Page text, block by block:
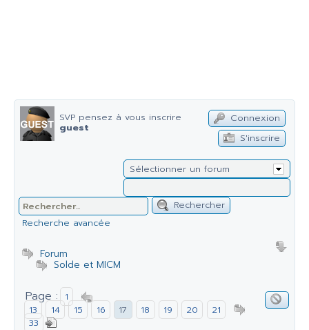
SVP pensez à vous inscrire
guest
Connexion
S'inscrire
Sélectionner un forum
Rechercher
Recherche avancée
Forum
Solde et MICM
Page :
1
13
14 15 16 17 18 19 20
21
33